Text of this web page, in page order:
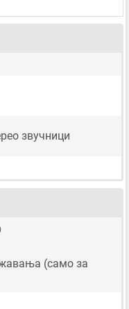
звучници
(само за